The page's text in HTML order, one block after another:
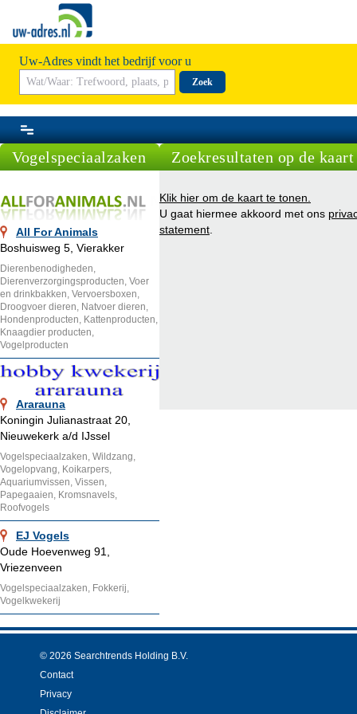
Uw-Adres vindt het bedrijf voor u
Zoek
Vogelspeciaalzaken
All For Animals
Boshuisweg 5, Vierakker
Dierenbenodigheden,
Dierenverzorgingsproducten, Voer
en drinkbakken, Vervoersboxen,
Droogvoer dieren, Natvoer dieren,
Hondenproducten, Kattenproducten,
Knaagdier producten,
Vogelproducten
Ararauna
Koningin Julianastraat 20,
Nieuwekerk a/d IJssel
Vogelspeciaalzaken, Wildzang,
Vogelopvang, Koikarpers,
Aquariumvissen, Vissen,
Papegaaien, Kromsnavels,
Roofvogels
EJ Vogels
Oude Hoevenweg 91,
Vriezenveen
Vogelspeciaalzaken, Fokkerij,
Vogelkwekerij
Zoekresultaten op de kaart
Klik hier om de kaart te tonen.
U gaat hiermee akkoord met ons
statement
© 2026 Searchtrends Holding B.V.
Contact
Privacy